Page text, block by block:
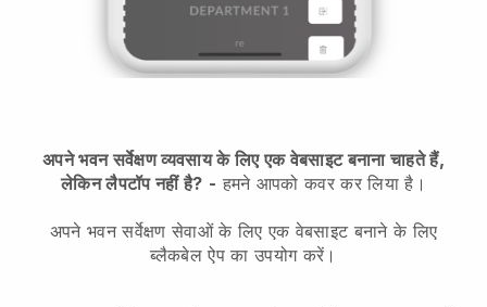
अपने भवन सर्वेक्षण व्यवसाय के लिए एक वेबसाइट बनाना चाहते हैं,
लेकिन लैपटॉप नहीं है? - हमने आपको कवर कर लिया है।
अपने भवन सर्वेक्षण सेवाओं के लिए एक वेबसाइट बनाने के लिए
ब्लैकबेल ऐप का उपयोग करें।